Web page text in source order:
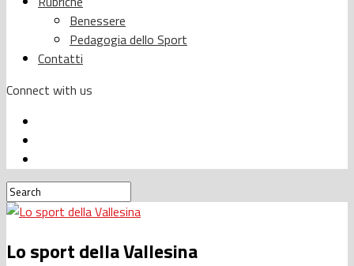
Benessere
Pedagogia dello Sport
Contatti
Connect with us
Lo sport della Vallesina